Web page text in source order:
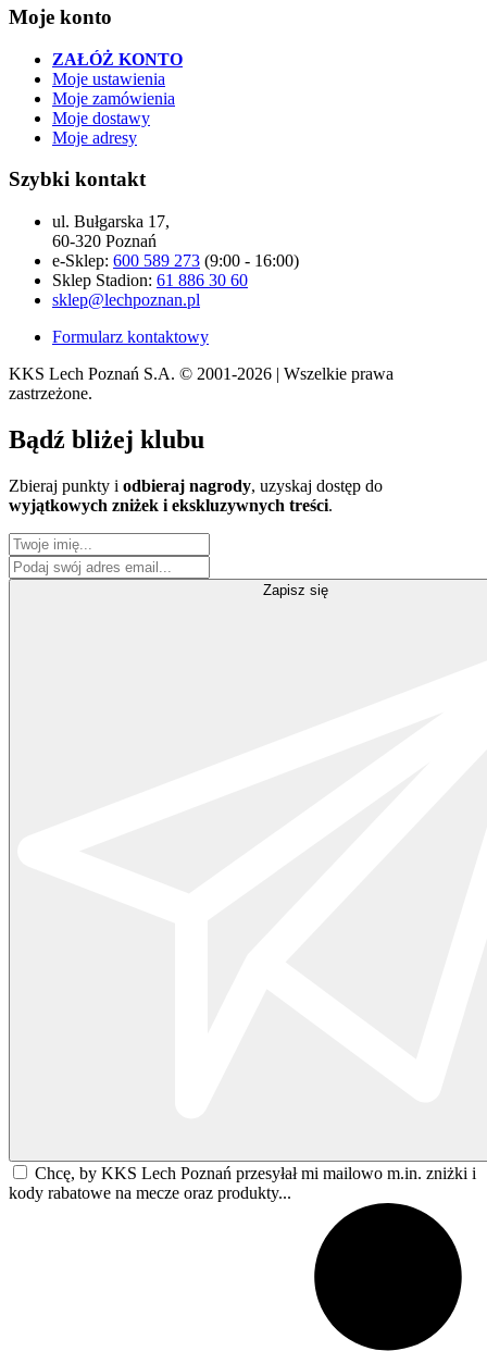
Moje konto
ZAŁÓŻ KONTO
Moje ustawienia
Moje zamówienia
Moje dostawy
Moje adresy
Szybki kontakt
ul. Bułgarska 17,
60-320 Poznań
e-Sklep: 600 589 273 (9:00 - 16:00)
Sklep Stadion: 61 886 30 60
sklep@lechpoznan.pl
Formularz kontaktowy
KKS Lech Poznań S.A. © 2001-2026 | Wszelkie prawa
zastrzeżone.
Bądź bliżej klubu
Zbieraj punkty i odbieraj nagrody, uzyskaj dostęp do
wyjątkowych zniżek i ekskluzywnych treści.
Zapisz się
Chcę, by KKS Lech Poznań przesyłał mi mailowo m.in. zniżki i
kody rabatowe na mecze oraz produkty...